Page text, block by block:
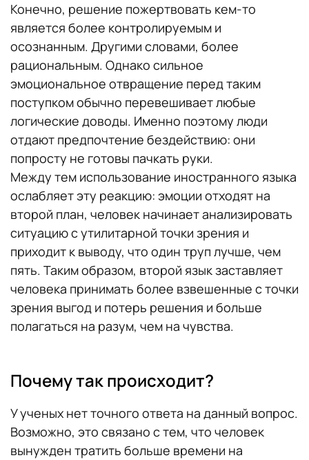
Конечно, решение пожертвовать кем-то
является более контролируемым и
осознанным. Другими словами, более
рациональным. Однако сильное
эмоциональное отвращение перед таким
поступком обычно перевешивает любые
логические доводы. Именно поэтому люди
отдают предпочтение бездействию: они
попросту не готовы пачкать руки.
Между тем использование иностранного языка
ослабляет эту реакцию: эмоции отходят на
второй план, человек начинает анализировать
ситуацию с утилитарной точки зрения и
приходит к выводу, что один труп лучше, чем
пять. Таким образом, второй язык заставляет
человека принимать более взвешенные с точки
зрения выгод и потерь решения и больше
полагаться на разум, чем на чувства.
Почему так происходит?
У ученых нет точного ответа на данный вопрос.
Возможно, это связано с тем, что человек
вынужден тратить больше времени на